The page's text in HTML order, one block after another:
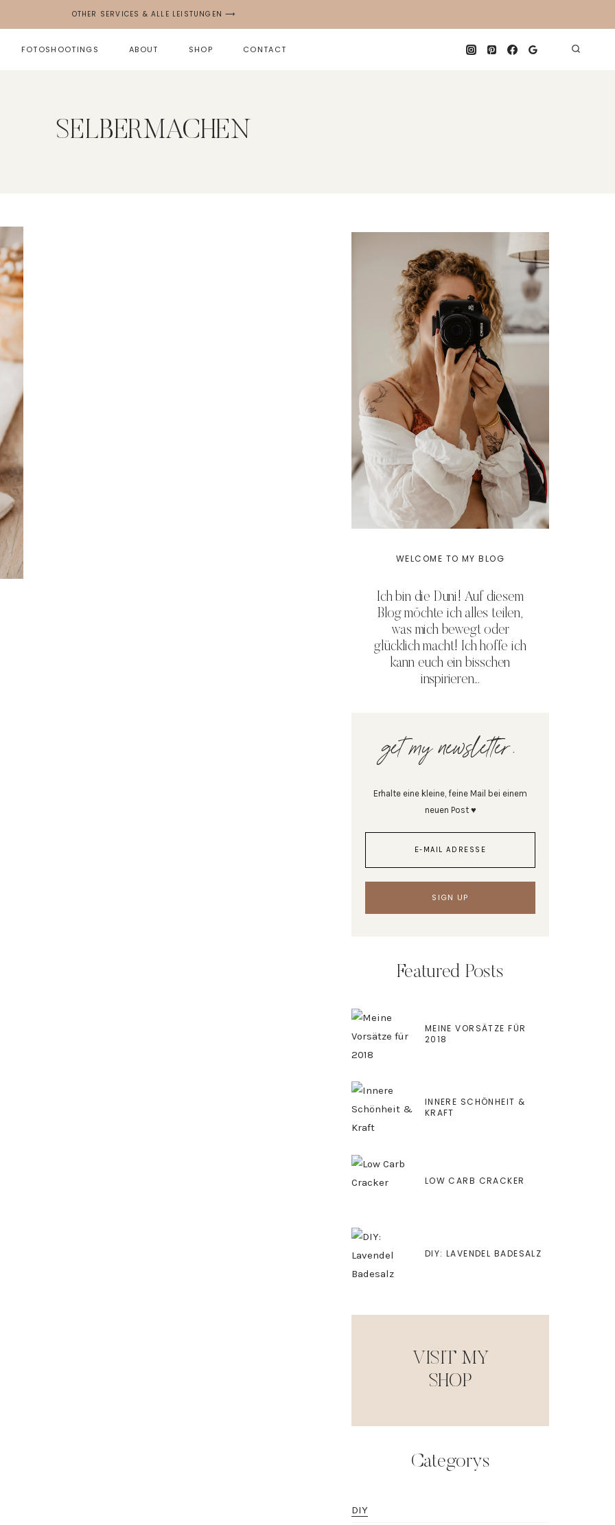
OTHER SERVICES & ALLE LEISTUNGEN ⟶
FOTOSHOOTINGS ABOUT SHOP CONTACT
SELBERMACHEN
WELCOME TO MY BLOG
Ich bin die Duni! Auf diesem
Blog möchte ich alles teilen,
was mich bewegt oder
glücklich macht! Ich hoffe ich
kann euch ein bisschen
inspirieren...
get my newsletter.
Erhalte eine kleine, feine Mail bei einem
neuen Post ♥
Featured Posts
MEINE VORSÄTZE FÜR
2018
INNERE SCHÖNHEIT &
KRAFT
LOW CARB CRACKER
DIY: LAVENDEL BADESALZ
VISIT MY
SHOP
Categorys
DIY